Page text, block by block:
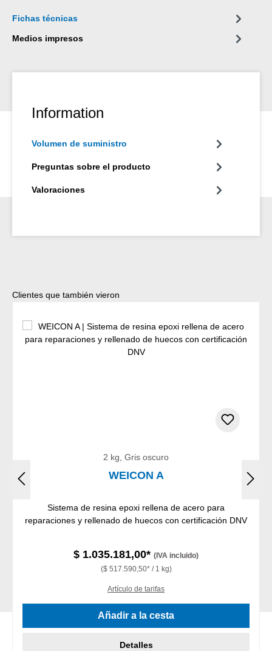
Fichas técnicas
Medios impresos
Information
Volumen de suministro
Preguntas sobre el producto
Valoraciones
Omitir la galería de productos
Clientes que también vieron
2 kg, Gris oscuro
WEICON A
Sistema de resina epoxi rellena de acero para
reparaciones y rellenado de huecos con certificación DNV
$ 1.035.181,00* (IVA incluido)
($ 517.590,50* / 1 kg)
Artículo de tarifas
Añadir a la cesta
Detalles